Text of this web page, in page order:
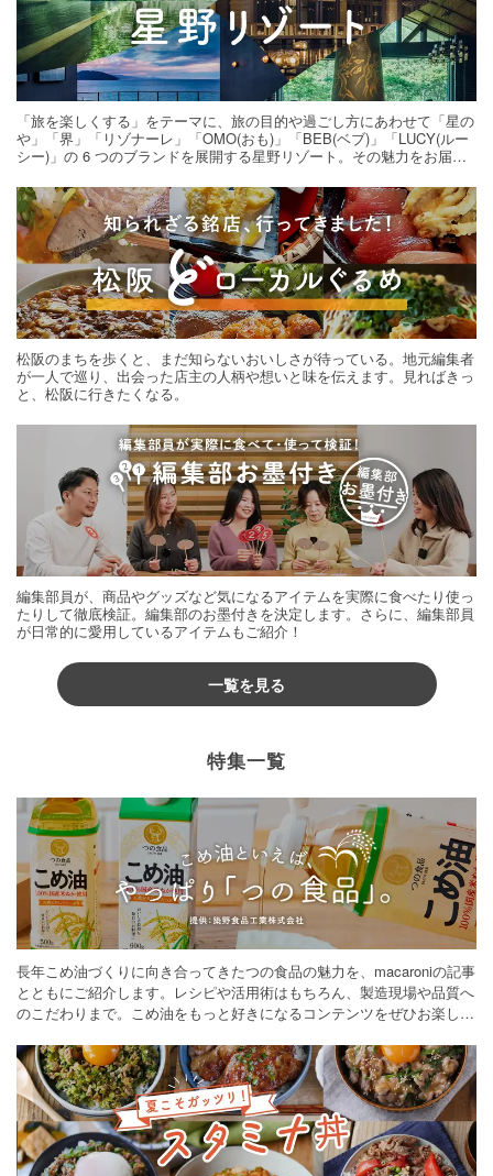
「旅を楽しくする」をテーマに、旅の目的や過ごし方にあわせて「星の
や」「界」「リゾナーレ」「OMO(おも)」「BEB(ベブ)」「LUCY(ルー
シー)」の 6 つのブランドを展開する星野リゾート。その魅力をお届け
松阪のまちを歩くと、まだ知らないおいしさが待っている。地元編集者
が一人で巡り、出会った店主の人柄や想いと味を伝えます。見ればきっ
と、松阪に行きたくなる。
編集部員が、商品やグッズなど気になるアイテムを実際に食べたり使っ
たりして徹底検証。編集部のお墨付きを決定します。さらに、編集部員
が日常的に愛用しているアイテムもご紹介！
一覧を見る
特集一覧
長年こめ油づくりに向き合ってきたつの食品の魅力を、macaroniの記事
とともにご紹介します。レシピや活用術はもちろん、製造現場や品質へ
のこだわりまで。こめ油をもっと好きになるコンテンツをぜひお楽しみ